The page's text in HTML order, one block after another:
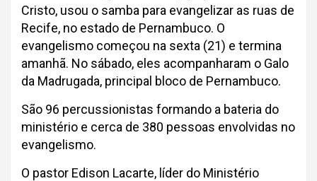
Cristo, usou o samba para evangelizar as ruas de
Recife, no estado de Pernambuco. O
evangelismo começou na sexta (21) e termina
amanhã. No sábado, eles acompanharam o Galo
da Madrugada, principal bloco de Pernambuco.
São 96 percussionistas formando a bateria do
ministério e cerca de 380 pessoas envolvidas no
evangelismo.
O pastor Edison Lacarte, líder do Ministério